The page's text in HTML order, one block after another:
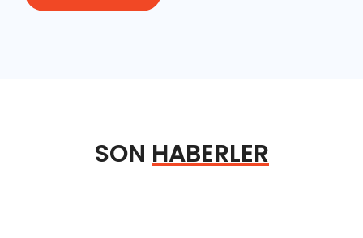
SON HABERLER